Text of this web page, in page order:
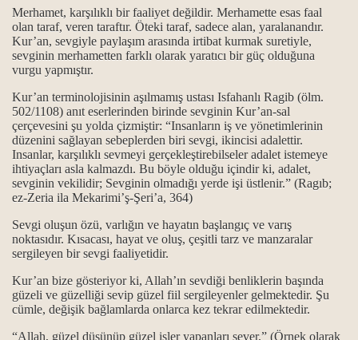
Merhamet, karşılıklı bir faaliyet değildir. Merhamette esas faal
olan taraf, veren taraftır. Öteki taraf, sadece alan, yaralanandır.
Kur’an, sevgiyle paylaşım arasında irtibat kurmak suretiyle,
sevginin merhametten farklı olarak yaratıcı bir güç olduğuna
vurgu yapmıştır.
Kur’an terminolojisinin aşılmamış ustası Isfahanlı Ragib (ölm.
502/1108) anıt eserlerinden birinde sevginin Kur’an-sal
çerçevesini şu yolda çizmiştir: “Insanların iş ve yönetimlerinin
düzenini sağlayan sebeplerden biri sevgi, ikincisi adalettir.
Insanlar, karşılıklı sevmeyi gerçekleştirebilseler adalet istemeye
ihtiyaçları asla kalmazdı. Bu böyle olduğu içindir ki, adalet,
sevginin vekilidir; Sevginin olmadığı yerde işi üstlenir.” (Ragıb;
ez-Zeria ila Mekarimi’ş-Şeri’a, 364)
Sevgi oluşun özü, varlığın ve hayatın başlangıç ve varış
noktasıdır. Kısacası, hayat ve oluş, çeşitli tarz ve manzaralar
sergileyen bir sevgi faaliyetidir.
Kur’an bize gösteriyor ki, Allah’ın sevdiği benliklerin başında
güzeli ve güzelliği sevip güzel fiil sergileyenler gelmektedir. Şu
cümle, değişik bağlamlarda onlarca kez tekrar edilmektedir.
“Allah, güzel düşünüp güzel işler yapanları sever.” (Örnek olarak